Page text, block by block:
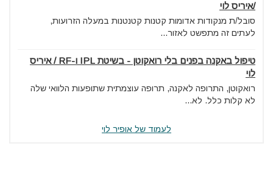
/איריס לוי
סובל/ת מנקודות אדומות קטנות קטנטנות במעלה הזרועות,
לעתים זה מתפשט לאזור...
טיפול באקנה בפנים בלי רואקוטן - בשיטת IPL ו-RF / איריס
לוי
רואקוטן, התרופה לאקנה, תרופה עוצמתית שתופעות הלוואי שלה
לא קלות כלל. לא...
לעמוד של אופיר לוי